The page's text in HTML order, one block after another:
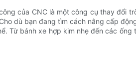
của CNC là một công cụ thay đổi
dù bạn đang tìm cách nâng cấp
Từ bánh xe hợp kim nhẹ đến các